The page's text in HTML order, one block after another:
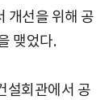
개선을 위해 공
맺었다.
설회관에서 공